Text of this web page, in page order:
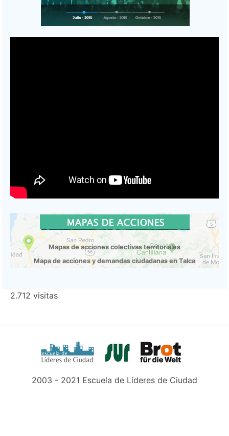
Mapas de acciones colectivas territoriales
Mapa de acciones y demandas ciudadanas en Talca
2.712 visitas
2003 - 2021 Escuela de Líderes de Ciudad